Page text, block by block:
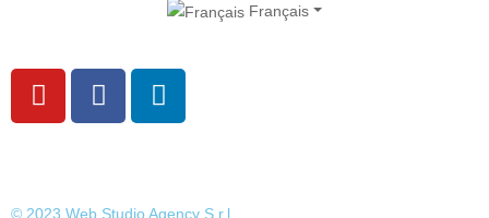
Français
© 2023 Web Studio Agency S.r.l.